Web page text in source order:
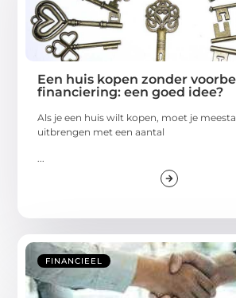
Een huis kopen zonder
financiering: een goed idee?
Als je een huis wilt kopen, moet je
uitbrengen met een aantal
FINANCIEEL